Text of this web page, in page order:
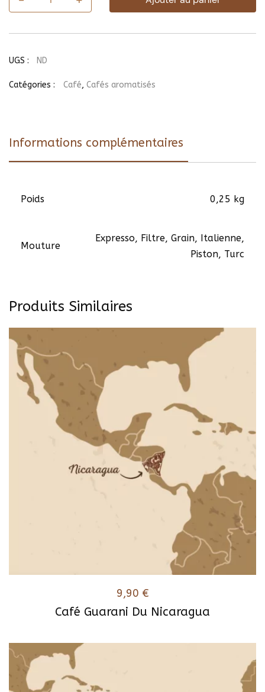
quantité
de
Noix
UGS : ND
Catégories : Café, Cafés aromatisés
Informations complémentaires
Poids 0,25 kg
Mouture
Expresso, Filtre, Grain, Italienne,
Piston, Turc
Produits Similaires
Café Guarani Du Nicaragua
9,90 €
produit
a
plusieurs
variations.